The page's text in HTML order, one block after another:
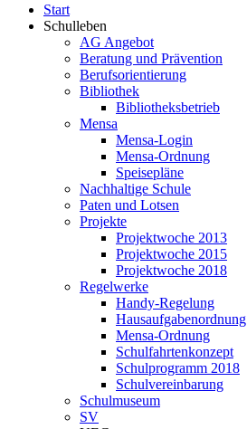
Start
Schulleben
AG Angebot
Beratung und Prävention
Berufsorientierung
Bibliothek
Bibliotheksbetrieb
Mensa
Mensa-Login
Mensa-Ordnung
Speisepläne
Nachhaltige Schule
Paten und Lotsen
Projekte
Projektwoche 2013
Projektwoche 2015
Projektwoche 2018
Regelwerke
Handy-Regelung
Hausaufgabenordnung
Mensa-Ordnung
Schulfahrtenkonzept
Schulprogramm 2018
Schulvereinbarung
Schulmuseum
SV